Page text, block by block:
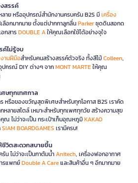
สรรค์
าย หรืออุปกรณ์สำนักงานครบครัน B2S มีเครื่อง
เลือกมากมาย ตั้งแต่ปากกาลูกลื่นParkerชุดดินสอกด
กสารDOUBLE Aให้คุณเลือกใช้ได้อย่างจุใจ
ค์ไม่รู้จบ
านฝีมือสำหรับคนสร้างสรรค์ตัวจริง ทั้งสีไม้Colleen,
ปกรณ์ DIY ต่างๆ จากMONT MARTEให้คุณ
ษทุกเทศกาล
หรือของขวัญสุดพิเศษสำหรับทุกโอกาส B2S เราคัด
หลายสไตล์ เหมาะสำหรับทุกเพศทุกวัย สร้างความสุข
ไม่ว่าจะเป็น กระเป๋าเก็บอุณหภูมิKAKAO
SIAM BOARDGAMES เรามีครบ!
ชีวิตสะดวกสบายขึ้น
น ไม่ว่าจะเป็นกาต้มน้ำAnitech, เครื่องฟอกอากาศ
รแพทย์Double A Careและสินค้าอื่น ๆ อีกมากมาย